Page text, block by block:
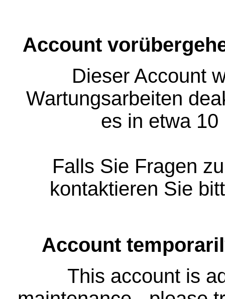
Account
Dieser Account
Wartungsarbeiten
es in etwa
Falls Sie Fragen
kontaktieren Sie
Account
This account is